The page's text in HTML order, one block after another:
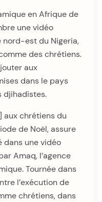
en Afrique de
une vidéo
nord-est du Nigeria,
des chrétiens.
aux
dans le pays
djihadistes.
aux chrétiens du
de Noël, assure
dans une vidéo
Amaq, l’agence
Tournée dans
l’exécution de
chrétiens, dans